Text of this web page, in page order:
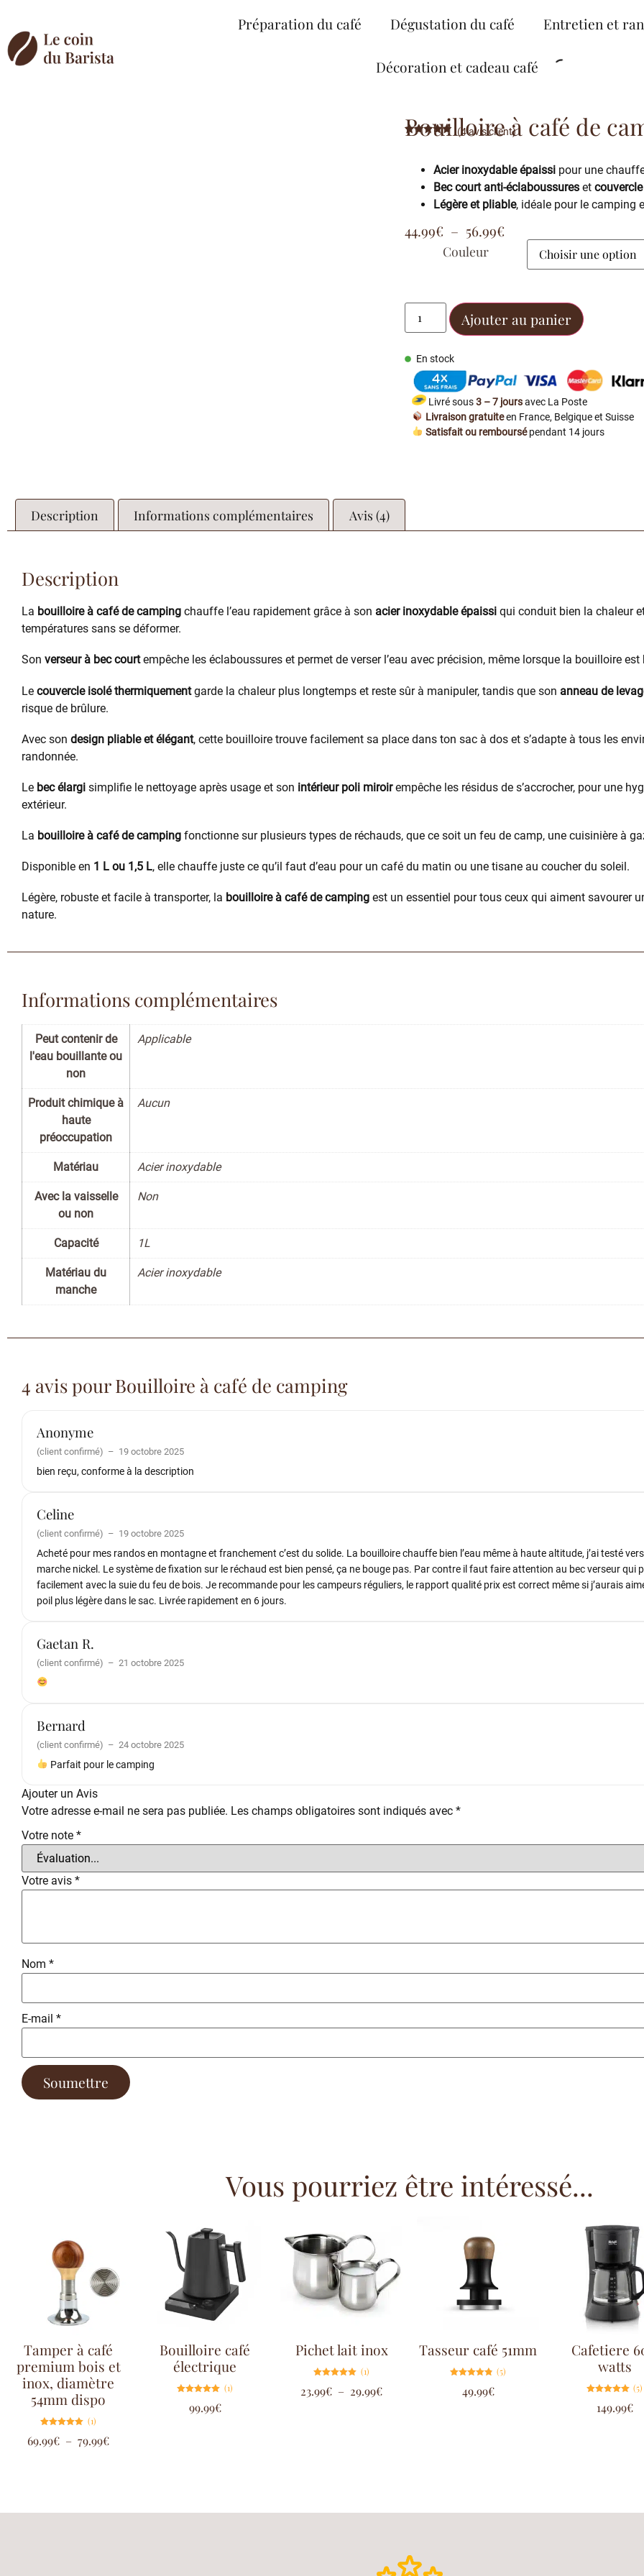
Préparation du café Dégustation du café Entretien et
Décoration et cadeau café
Bouilloire à café de
notations
(4avis client)
Acier inoxydable épaissipour une
Bec court anti-éclaboussureset
Légère et pliable, idéale pour le camping
44.99€ – 56.99€
Couleur
Ajouter au panier
En stock
Livré sous3 – 7 joursavec La Poste
Livraison gratuiteen France, Belgique et Suisse
Satisfait ou remboursépendant 14 jours
Description Informations complémentaires Avis (4)
Description
La bouilloire à café de camping chauffe l’eau rapidement grâce à son acier inoxydable épaissi qui conduit bien la chaleur
températures sans se déformer.
Son verseur à bec courtempêche les éclaboussures et permet de verser l’eau avec précision, même lorsque la bouilloire est
Le couvercle isolé thermiquementgarde la chaleur plus longtemps et reste sûr à manipuler, tandis que son anneau de
risque de brûlure.
Avec son design pliable et élégant, cette bouilloire trouve facilement sa place dans ton sac à dos et s’adapte à tous les
randonnée.
Le bec élargi simplifie le nettoyage après usage et son intérieur poli miroirempêche les résidus de s’accrocher, pour une
extérieur.
La bouilloire à café de camping fonctionne sur plusieurs types de réchauds, que ce soit un feu de camp, une cuisinière à
Disponible en 1 L ou 1,5 L, elle chauffe juste ce qu’il faut d’eau pour un café du matin ou une tisane au coucher du soleil.
Légère, robuste et facile à transporter, la bouilloire à café de camping est un essentiel pour tous ceux qui aiment savourer
nature.
Informations complémentaires
Peut contenir de
l'eau bouillante ou
non
Applicable
Produit chimique à
haute
préoccupation
Aucun
Matériau Acier inoxydable
Avec la vaisselle
ou non
Non
Capacité 1L
Matériau du
manche
Acier inoxydable
4 avis pourBouilloire à café de camping
Anonyme
(client confirmé) – 19 octobre 2025
bien reçu, conforme à la description
Celine
(client confirmé) – 19 octobre 2025
Acheté pour mes randos en montagne et franchement c’est du solide. La bouilloire chauffe bien l’eau même à haute altitude, j’ai testé
marche nickel. Le système de fixation sur le réchaud est bien pensé, ça ne bouge pas. Par contre il faut faire attention au bec verseur qui
facilement avec la suie du feu de bois. Je recommande pour les campeurs réguliers, le rapport qualité prix est correct même si j’aurais
poil plus légère dans le sac. Livrée rapidement en 6 jours.
Gaetan R.
(client confirmé) – 21 octobre 2025
Bernard
(client confirmé) – 24 octobre 2025
Parfait pour le camping
Ajouter un Avis
Votre adresse e-mail ne sera pas publiée. Les champs obligatoires sont indiqués avec *
Votre note *
Votre avis *
Nom *
E-mail *
Vous pourriez être intéressé...
Tamper à café
premium bois et
inox, diamètre
54mm dispo
5.00
sur 5
(1)
69.99€ – 79.99€
Bouilloire café
électrique
5.00
sur 5
(1)
99.99€
Pichet lait inox
5.00
sur 5
(1)
23.99€ – 29.99€
Tasseur café 51mm
4.80
sur 5
(5)
49.99€
Cafetiere
watts
5.00
sur 5
(5)
149.99€